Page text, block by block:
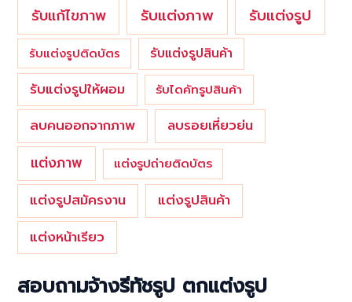
รับแก้ไขภาพ รับแต่งภาพ รับแต่งรูป
รับแต่งรูปติดบัตร รับแต่งรูปสินค้า
รับแต่งรูปให้ผอม รับไดคัทรูปสินค้า
ลบคนออกจากภาพ ลบรอยเหี่ยวย่น
แต่งภาพ แต่งรูปถ่ายติดบัตร
แต่งรูปสมัครงาน
แต่งรูปสินค้า
แต่งหน้าเรียว
สอบถามจ้างรีทัชรูป ตกแต่งรูป